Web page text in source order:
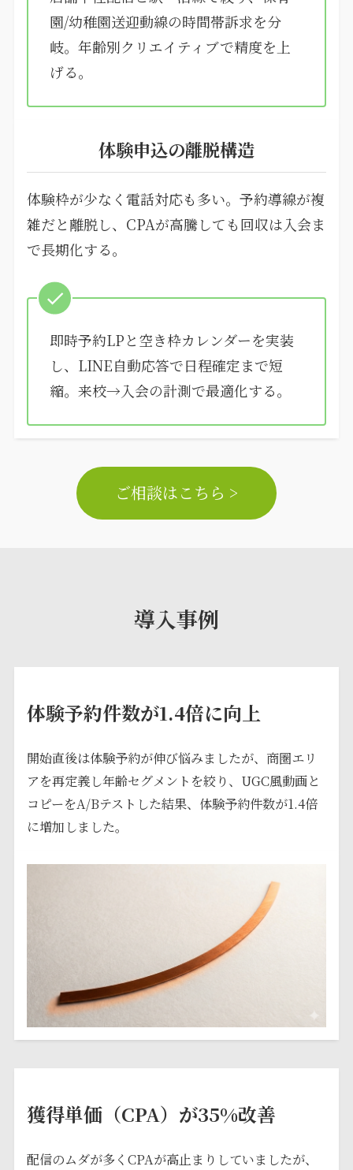
園/幼稚園送迎動線の時間帯訴求を分
岐。年齢別クリエイティブで精度を上
げる。
体験申込の離脱構造
体験枠が少なく電話対応も多い。予約導線が複
雑だと離脱し、CPAが高騰しても回収は入会ま
で長期化する。
即時予約LPと空き枠カレンダーを実装
し、LINE自動応答で日程確定まで短
縮。来校→入会の計測で最適化する。
ご相談はこちら >
導入事例
体験予約件数が1.4倍に向上
開始直後は体験予約が伸び悩みましたが、商圏エリ
アを再定義し年齢セグメントを絞り、UGC風動画と
コピーをA/Bテストした結果、体験予約件数が1.4倍
に増加しました。
獲得単価（CPA）が35%改善
配信のムダが多くCPAが高止まりしていましたが、